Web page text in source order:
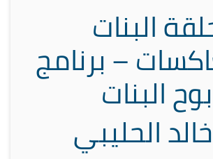
البنات
– برنامج
بوح البنات
الحليبي